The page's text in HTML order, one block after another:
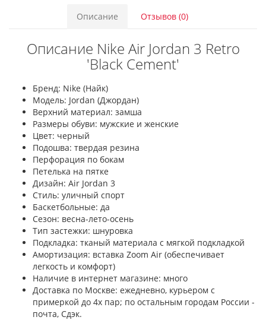
Описание Отзывов (0)
Описание Nike Air Jordan 3 Retro
'Black Cement'
Бренд: Nike (Найк)
Модель: Jordan (Джордан)
Верхний материал: замша
Размеры обуви: мужские и женские
Цвет: черный
Подошва: твердая резина
Перфорация по бокам
Петелька на пятке
Дизайн: Air Jordan 3
Стиль: уличный спорт
Баскетбольные: да
Сезон: весна-лето-осень
Тип застежки: шнуровка
Подкладка: тканый материала с мягкой подкладкой
Амортизация: вставка Zoom Air (обеспечивает
легкость и комфорт)
Наличие в интернет магазине: много
Доставка по Москве: ежедневно, курьером с
примеркой до 4х пар; по остальным городам России -
почта, Сдэк.